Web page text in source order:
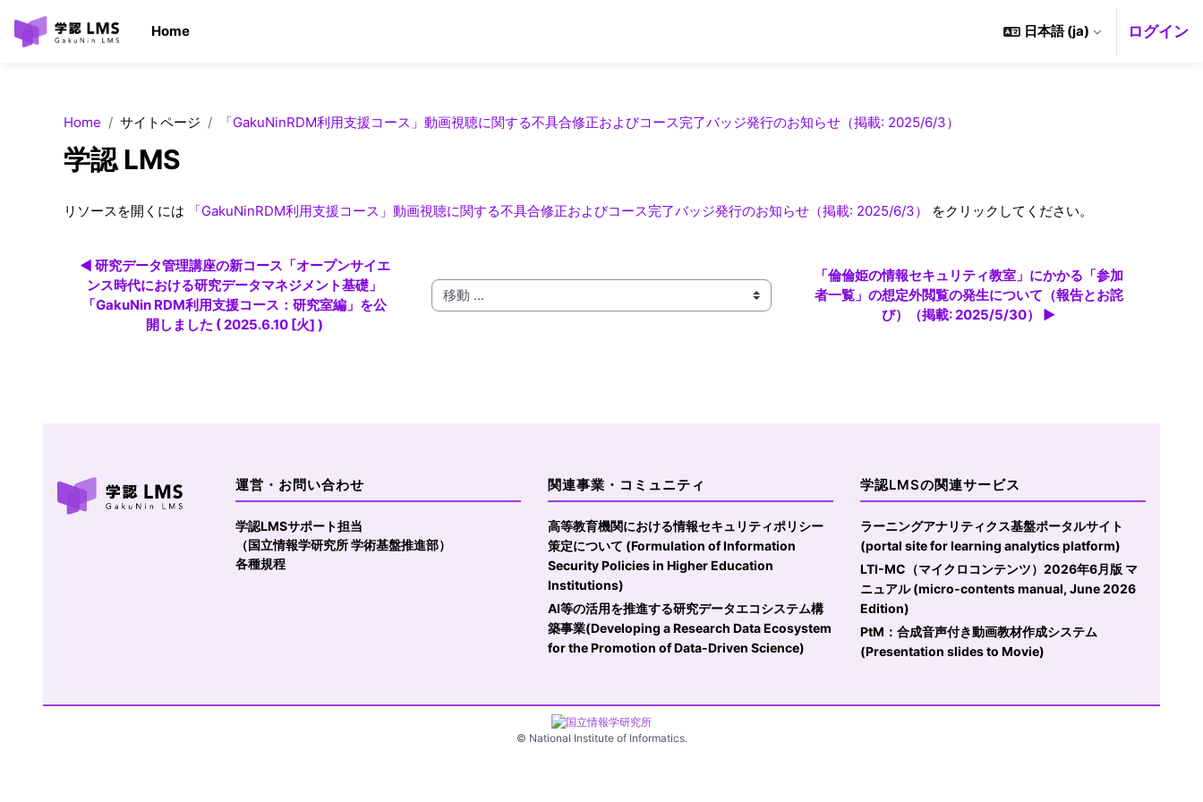
Home
日本語 ‎(ja)‎ ログイン
Home サイトページ 「GakuNinRDM利用支援コース」動画視聴に関する不具合修正およびコース完了バッジ発行のお知らせ（掲載: 2025/6/3）
学認 LMS
リソースを開くには
「GakuNinRDM利用支援コース」動画視聴に関する不具合修正およびコース完了バッジ発行のお知らせ（掲載: 2025/6/3） をクリックしてください。
◀︎ 研究データ管理講座の新コース「オープンサイエ
ンス時代における研究データマネジメント基礎」
「GakuNin RDM利用支援コース：研究室編」を公
開しました ( 2025.6.10 [火] )
移動 ...
「倫倫姫の情報セキュリティ教室」にかかる「参加
者一覧」の想定外閲覧の発生について（報告とお詫
び）（掲載: 2025/5/30） ▶︎
運営・お問い合わせ
学認LMSサポート担当
（国立情報学研究所 学術基盤推進部）
各種規程
関連事業・コミュニティ
高等教育機関における情報セキュリティポリシー
策定について (Formulation of Information
Security Policies in Higher Education
Institutions)
AI等の活用を推進する研究データエコシステム構
築事業(Developing a Research Data Ecosystem
for the Promotion of Data-Driven Science)
学認LMSの関連サービス
ラーニングアナリティクス基盤ポータルサイト
(portal site for learning analytics platform)
LTI-MC（マイクロコンテンツ）2026年6月版 マ
ニュアル (micro-contents manual, June 2026
Edition)
PtM：合成音声付き動画教材作成システム
(Presentation slides to Movie)
© National Institute of Informatics.